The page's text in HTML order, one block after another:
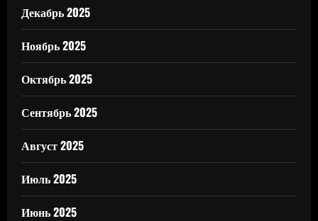
Декабрь 2025
Ноябрь 2025
Октябрь 2025
Сентябрь 2025
Август 2025
Июль 2025
Июнь 2025